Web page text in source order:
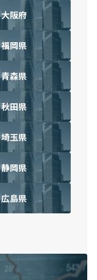
大阪府
福岡県
青森県
秋田県
埼玉県
静岡県
広島県